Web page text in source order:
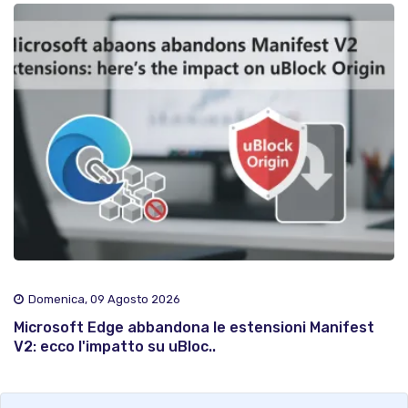
Domenica, 09 Agosto 2026
Microsoft Edge abbandona le estensioni Manifest
V2: ecco l'impatto su uBloc..